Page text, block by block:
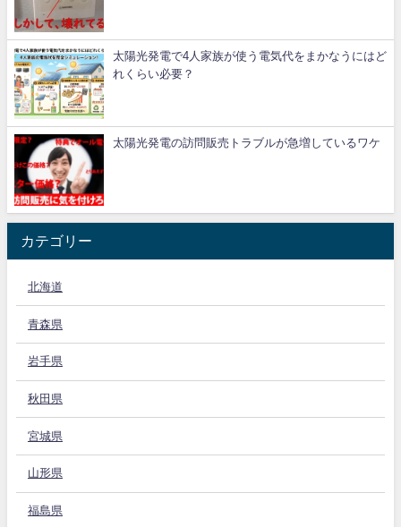
太陽光発電で4人家族が使う電気代をまかなうにはど
れくらい必要？
太陽光発電の訪問販売トラブルが急増しているワケ
カテゴリー
北海道
青森県
岩手県
秋田県
宮城県
山形県
福島県